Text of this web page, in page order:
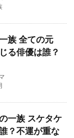
族 全ての元
る俳優は誰？
一族 スケタケ
？不運が重な